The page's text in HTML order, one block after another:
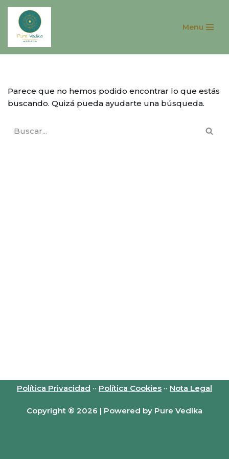
Saltar
contenido
Menu
Parece que no hemos podido encontrar lo que estás
buscando. Quizá pueda ayudarte una búsqueda.
Política Privacidad ·· Política Cookies ·· Nota Legal
Copyright ® 2026 | Powered by Pure Vedika